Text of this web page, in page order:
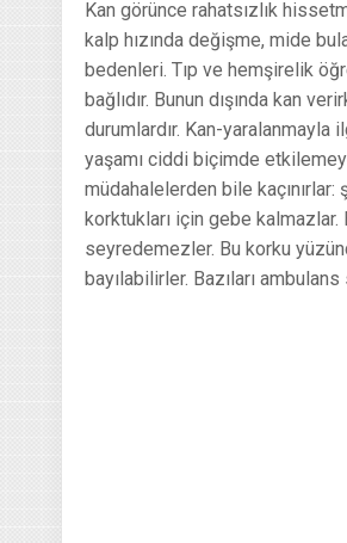
Kan görünce rahatsızlık
kalp hızında değişme, mide
bedenleri. Tıp ve hemşirelik
bağlıdır. Bunun dışında kan
durumlardır. Kan-
yaşamı ciddi biçimde
müdahalelerden bile
korktukları için gebe
seyredemezler. Bu korku
bayılabilirler. Bazıları